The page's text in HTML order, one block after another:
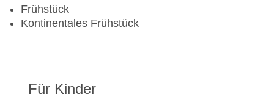
Landeskategorie: 2 Sterne
Frühstück
Kontinentales Frühstück
Für Kinder